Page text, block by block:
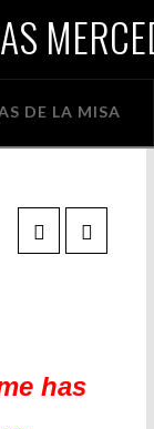
DE LA MISA
has